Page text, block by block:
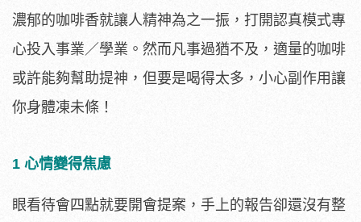
濃郁的咖啡香就讓人精神為之一振，打開認真模式專
心投入事業／學業。然而凡事過猶不及，適量的咖啡
或許能夠幫助提神，但要是喝得太多，小心副作用讓
你身體凍未條！
1 心情變得焦慮
眼看待會四點就要開會提案，手上的報告卻還沒有整